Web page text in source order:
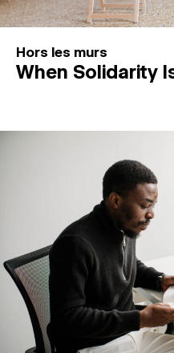
Hors les murs
When Solidarity